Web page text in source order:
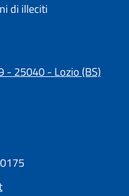
di illeciti
- 25040 - Lozio (BS)